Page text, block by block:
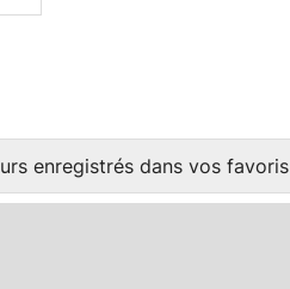
enregistrés dans vos favoris